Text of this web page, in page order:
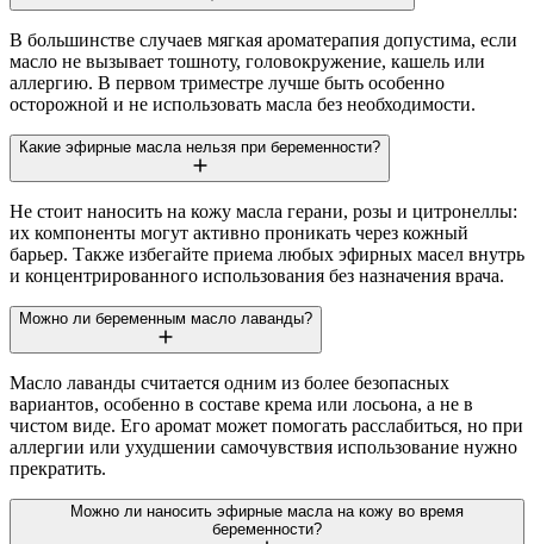
В большинстве случаев мягкая ароматерапия допустима, если
масло не вызывает тошноту, головокружение, кашель или
аллергию. В первом триместре лучше быть особенно
осторожной и не использовать масла без необходимости.
Какие эфирные масла нельзя при беременности?
Не стоит наносить на кожу масла герани, розы и цитронеллы:
их компоненты могут активно проникать через кожный
барьер. Также избегайте приема любых эфирных масел внутрь
и концентрированного использования без назначения врача.
Можно ли беременным масло лаванды?
Масло лаванды считается одним из более безопасных
вариантов, особенно в составе крема или лосьона, а не в
чистом виде. Его аромат может помогать расслабиться, но при
аллергии или ухудшении самочувствия использование нужно
прекратить.
Можно ли наносить эфирные масла на кожу во время
беременности?